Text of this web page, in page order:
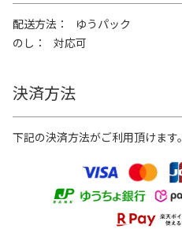
配送方法
ゆうパック
のし
対応可
決済方法
下記の決済方法がご利用頂けます。